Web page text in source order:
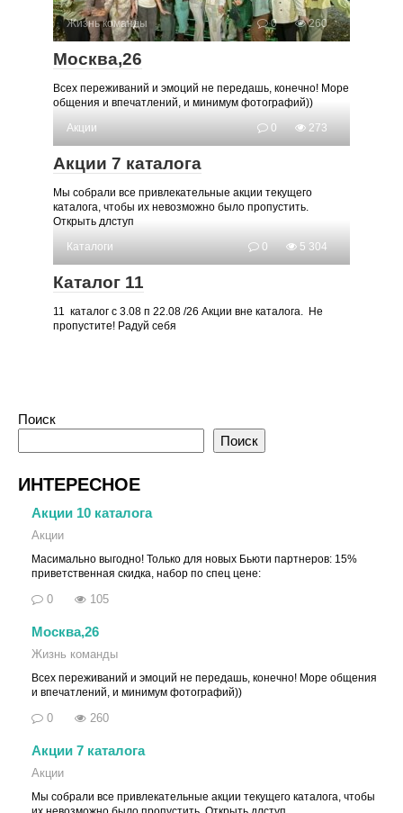
Жизнь команды 0 260
Москва,26
Всех переживаний и эмоций не передашь, конечно! Море
общения и впечатлений, и минимум фотографий))
Акции
0 273
Акции 7 каталога
Мы собрали все привлекательные акции текущего
каталога, чтобы их невозможно было пропустить.
Открыть длступ
Каталоги
0 5 304
Каталог 11
11 каталог с 3.08 п 22.08 /26 Акции вне каталога. Не
пропустите! Радуй себя
Поиск
Поиск
ИНТЕРЕСНОЕ
Акции 10 каталога
Акции
Масимально выгодно! Только для новых Бьюти партнеров: 15%
приветственная скидка, набор по спец цене:
0 105
Москва,26
Жизнь команды
Всех переживаний и эмоций не передашь, конечно! Море общения
и впечатлений, и минимум фотографий))
0 260
Акции 7 каталога
Акции
Мы собрали все привлекательные акции текущего каталога, чтобы